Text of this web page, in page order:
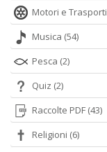
Motori e Trasporti
Musica (54)
Pesca (2)
Quiz (2)
Raccolte PDF (43)
Religioni (6)